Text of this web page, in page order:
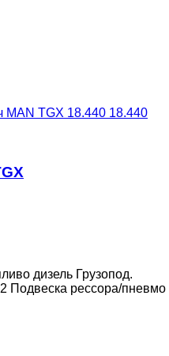
MAN TGX 18.440 18.440
дизель Грузопод.
Подвеска рессора/пневмо